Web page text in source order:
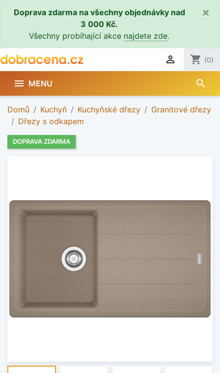
Doprava zdarma na všechny objednávky nad
3 000 Kč.
Všechny probíhající akce najdete zde.
×
 shopping_cart (0)
 MENU search
Domů Kuchyň Kuchyňské dřezy
Granitové dřezy
Dřezy s odkapem
DOPRAVA ZDARMA